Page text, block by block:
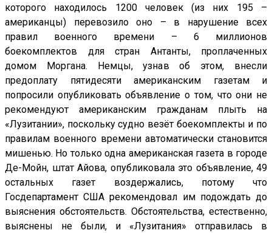
которого находилось 1200 человек (из них 195 –
американцы) перевозило оно – в нарушение всех
правил военного времени – 6 миллионов
боекомплектов для стран Антанты, проплаченных
домом Моргана. Немцы, узнав об этом, внесли
предоплату пятидесяти американским газетам и
попросили опубликовать объявление о том, что они не
рекомендуют американским гражданам плыть на
«Лузитании», поскольку судно везёт боекомплекты и по
правилам военного времени автоматически становится
мишенью. Но только одна американская газета в городе
Де-Мойн, штат Айова, опубликовала это объявление, 49
остальных газет воздержались, потому что
Госдепартамент США рекомендовал им подождать до
выяснения обстоятельств. Обстоятельства, естественно,
выяснены не были, и «Лузитания» отправилась в